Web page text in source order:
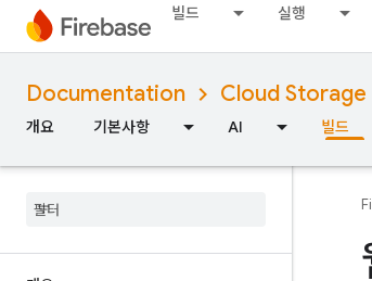
빌드 실행
Documentation Cloud
개요 기본사항 AI 빌드